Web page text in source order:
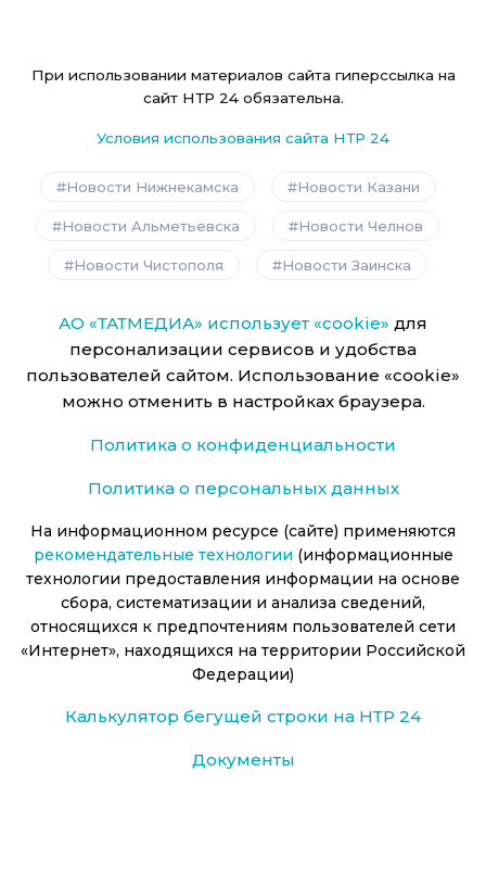
При использовании материалов сайта гиперссылка на
сайт НТР 24 обязательна.
Условия использования сайта НТР 24
Новости Нижнекамска Новости Казани
Новости Альметьевска Новости Челнов
Новости Чистополя Новости Заинска
АО «ТАТМЕДИА» использует «cookie» для
персонализации сервисов и удобства
пользователей сайтом. Использование «cookie»
можно отменить в настройках браузера.
Политика о конфиденциальности
Политика о персональных данных
На информационном ресурсе (сайте) применяются
рекомендательные технологии (информационные
технологии предоставления информации на основе
сбора, систематизации и анализа сведений,
относящихся к предпочтениям пользователей сети
«Интернет», находящихся на территории Российской
Федерации)
Калькулятор бегущей строки на НТР 24
Документы